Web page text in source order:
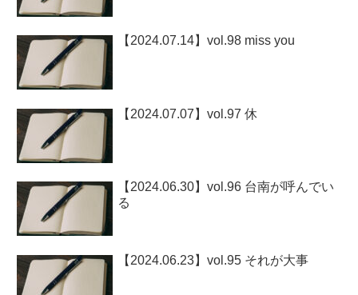
【2024.07.14】vol.98 miss you
【2024.07.07】vol.97 休
【2024.06.30】vol.96 台南が呼んでい
る
【2024.06.23】vol.95 それが大事